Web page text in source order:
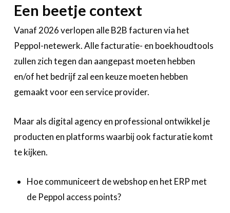
Een beetje context
Vanaf 2026 verlopen alle B2B facturen via het
Peppol-netewerk. Alle facturatie- en boekhoudtools
zullen zich tegen dan aangepast moeten hebben
en/of het bedrijf zal een keuze moeten hebben
gemaakt voor een service provider.
Maar als digital agency en professional ontwikkel je
producten en platforms waarbij ook facturatie komt
te kijken.
Hoe communiceert de webshop en het ERP met
de Peppol access points?